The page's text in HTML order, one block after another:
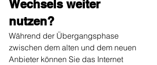
Wechsels weiter
nutzen?
Während der Übergangsphase
zwischen dem alten und dem neuen
Anbieter können Sie das Internet